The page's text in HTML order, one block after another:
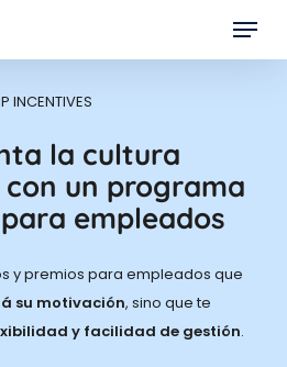
Menu
INCENTIVES
la cultura
un programa
empleados
y premios para empleados que
su motivación, sino que te
y facilidad de gestión.